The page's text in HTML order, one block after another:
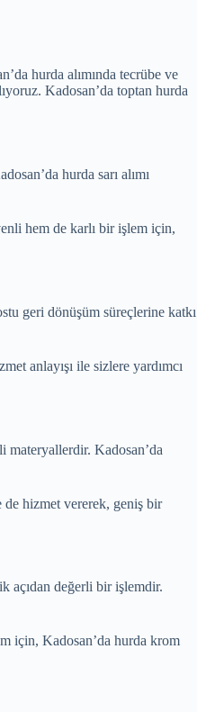
hurda alımında tecrübe ve
Kadosan’da toptan hurda
hurda sarı alımı
hem de karlı bir işlem için,
geri dönüşüm süreçlerine katkı
anlayışı ile sizlere yardımcı
materyallerdir. Kadosan’da
de hizmet vererek, geniş bir
açıdan değerli bir işlemdir.
için, Kadosan’da hurda krom